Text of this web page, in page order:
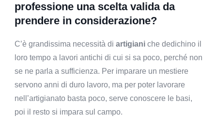
professione una scelta valida da
prendere in considerazione?
C’è grandissima necessità di artigiani che dedichino il
loro tempo a lavori antichi di cui si sa poco, perché non
se ne parla a sufficienza. Per imparare un mestiere
servono anni di duro lavoro, ma per poter lavorare
nell’artigianato basta poco, serve conoscere le basi,
poi il resto si impara sul campo.